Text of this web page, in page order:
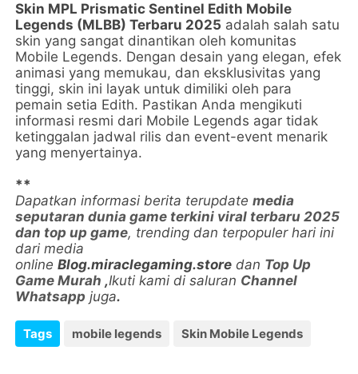
Skin MPL Prismatic Sentinel Edith Mobile
Legends (MLBB) Terbaru 2025 adalah salah satu
skin yang sangat dinantikan oleh komunitas
Mobile Legends. Dengan desain yang elegan, efek
animasi yang memukau, dan eksklusivitas yang
tinggi, skin ini layak untuk dimiliki oleh para
pemain setia Edith. Pastikan Anda mengikuti
informasi resmi dari Mobile Legends agar tidak
ketinggalan jadwal rilis dan event-event menarik
yang menyertainya.
**
Dapatkan informasi berita terupdatemedia
seputaran dunia game terkini viral terbaru 2025
dan top up game, trending dan terpopuler hari ini
dari media
onlineBlog.miraclegaming.store dan Top Up
Game Murah ,Ikuti kami di saluran Channel
Whatsapp juga.
Tags mobile legends Skin Mobile Legends